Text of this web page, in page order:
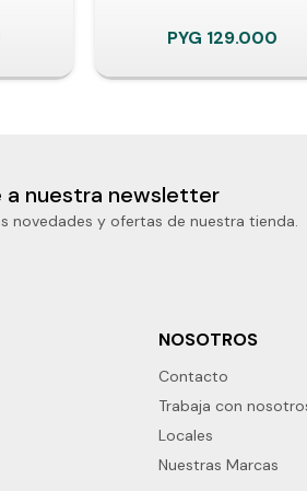
PYG 129.000
a nuestra newsletter
novedades y ofertas de nuestra tienda.
NOSOTROS
Contacto
Trabaja con
Locales
Nuestras Marcas